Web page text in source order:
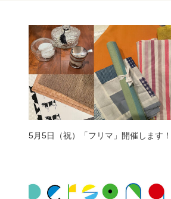
5月5日（祝）「フリマ」開催します！